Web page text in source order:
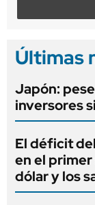
Últimas
Japón:
inversores
El déficit
en el
dólar y los